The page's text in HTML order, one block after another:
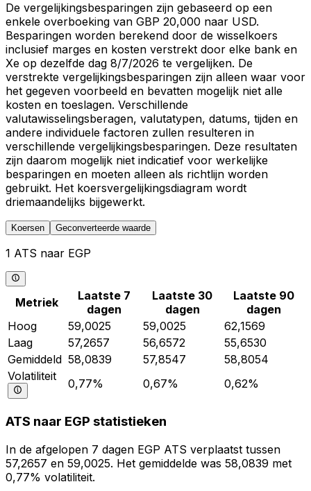
De vergelijkingsbesparingen zijn gebaseerd op een
enkele overboeking van GBP 20,000 naar USD.
Besparingen worden berekend door de wisselkoers
inclusief marges en kosten verstrekt door elke bank en
Xe op dezelfde dag 8/7/2026 te vergelijken. De
verstrekte vergelijkingsbesparingen zijn alleen waar voor
het gegeven voorbeeld en bevatten mogelijk niet alle
kosten en toeslagen. Verschillende
valutawisselingsberagen, valutatypen, datums, tijden en
andere individuele factoren zullen resulteren in
verschillende vergelijkingsbesparingen. Deze resultaten
zijn daarom mogelijk niet indicatief voor werkelijke
besparingen en moeten alleen als richtlijn worden
gebruikt. Het koersvergelijkingsdiagram wordt
driemaandelijks bijgewerkt.
Koersen Geconverteerde waarde
1 ATS naar EGP
Metriek
Laatste 7
dagen
Laatste 30
dagen
Laatste 90
dagen
Hoog
59,0025 59,0025
62,1569
Laag
57,2657 56,6572
55,6530
Gemiddeld 58,0839 57,8547
58,8054
Volatiliteit
0,77% 0,67% 0,62%
ATS naar EGP statistieken
In de afgelopen 7 dagen EGP ATS verplaatst tussen
57,2657 en 59,0025. Het gemiddelde was 58,0839 met
0,77% volatiliteit.